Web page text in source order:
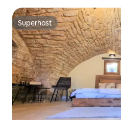
Superhost
Superhost